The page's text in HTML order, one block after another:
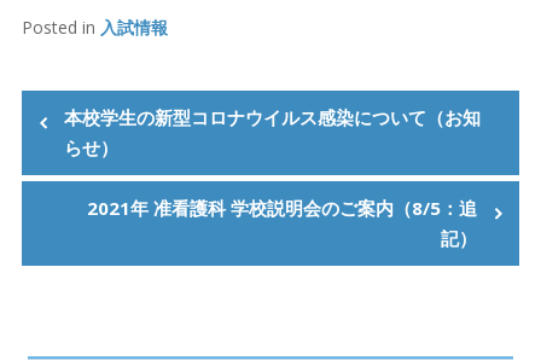
Posted in 入試情報
投
稿
ー
本校学生の新型コロナウイルス感染について（お知
らせ）
2021年 准看護科 学校説明会のご案内（8/5：追
記）